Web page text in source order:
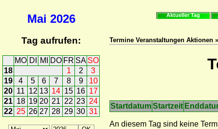
Mai 2026
Tag aufrufen:
MO DI MI DO FR SA SO
18
1 2
3
19
4 5 6 7 8 9
10
20 11 12 13 14 15 16 17
21 18 19 20 21 22 23 24
22 25 26 27 28 29 30 31
Aktueller Tag
Termine Veranstaltungen Aktionen
StartdatumStartzeit
An diesem Tag sind keine